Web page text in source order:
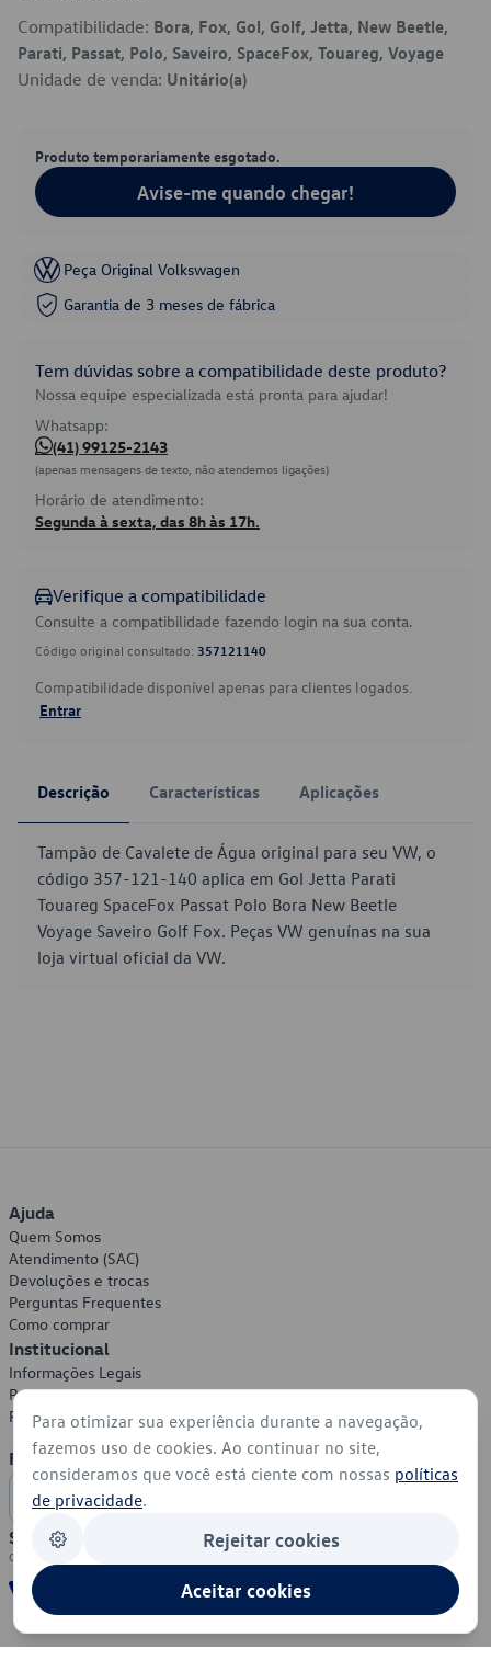
Compatibilidade: Bora, Fox, Gol, Golf, Jetta, New Beetle,
Parati, Passat, Polo, Saveiro, SpaceFox, Touareg, Voyage
Unidade de venda: Unitário(a)
Produto temporariamente esgotado.
Avise-me quando chegar!
Peça Original Volkswagen
Garantia de 3 meses de fábrica
Tem dúvidas sobre a compatibilidade deste produto?
Nossa equipe especializada está pronta para ajudar!
Whatsapp:
(41) 99125-2143
(apenas mensagens de texto, não atendemos ligações)
Horário de atendimento:
Segunda à sexta, das 8h às 17h.
Verifique a compatibilidade
Consulte a compatibilidade fazendo login na sua conta.
Código original consultado: 357121140
Compatibilidade disponível apenas para clientes logados.
Entrar
Descrição Características Aplicações
Tampão de Cavalete de Água original para seu VW, o
código 357-121-140 aplica em Gol Jetta Parati
Touareg SpaceFox Passat Polo Bora New Beetle
Voyage Saveiro Golf Fox. Peças VW genuínas na sua
loja virtual oficial da VW.
Ajuda
Quem Somos
Atendimento (SAC)
Devoluções e trocas
Perguntas Frequentes
Como comprar
Institucional
Informações Legais
Política de Privacidade
Política de Cookies
Formas de Pagamento
Segurança
Para otimizar sua experiência durante a navegação,
fazemos uso de cookies. Ao continuar no site,
consideramos que você está ciente com nossas políticas
de privacidade.
Rejeitar cookies
Aceitar cookies